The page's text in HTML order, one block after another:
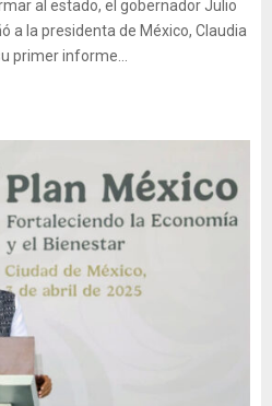
al estado, el gobernador Julio
a la presidenta de México, Claudia
primer informe...